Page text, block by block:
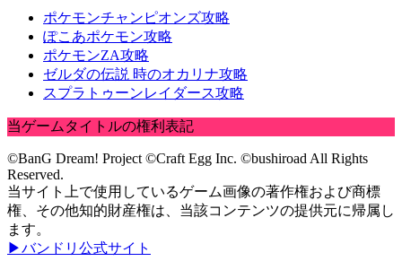
ポケモンチャンピオンズ攻略
ぽこあポケモン攻略
ポケモンZA攻略
ゼルダの伝説 時のオカリナ攻略
スプラトゥーンレイダース攻略
当ゲームタイトルの権利表記
©BanG Dream! Project ©Craft Egg Inc. ©bushiroad All Rights
Reserved.
当サイト上で使用しているゲーム画像の著作権および商標
権、その他知的財産権は、当該コンテンツの提供元に帰属し
ます。
▶バンドリ公式サイト